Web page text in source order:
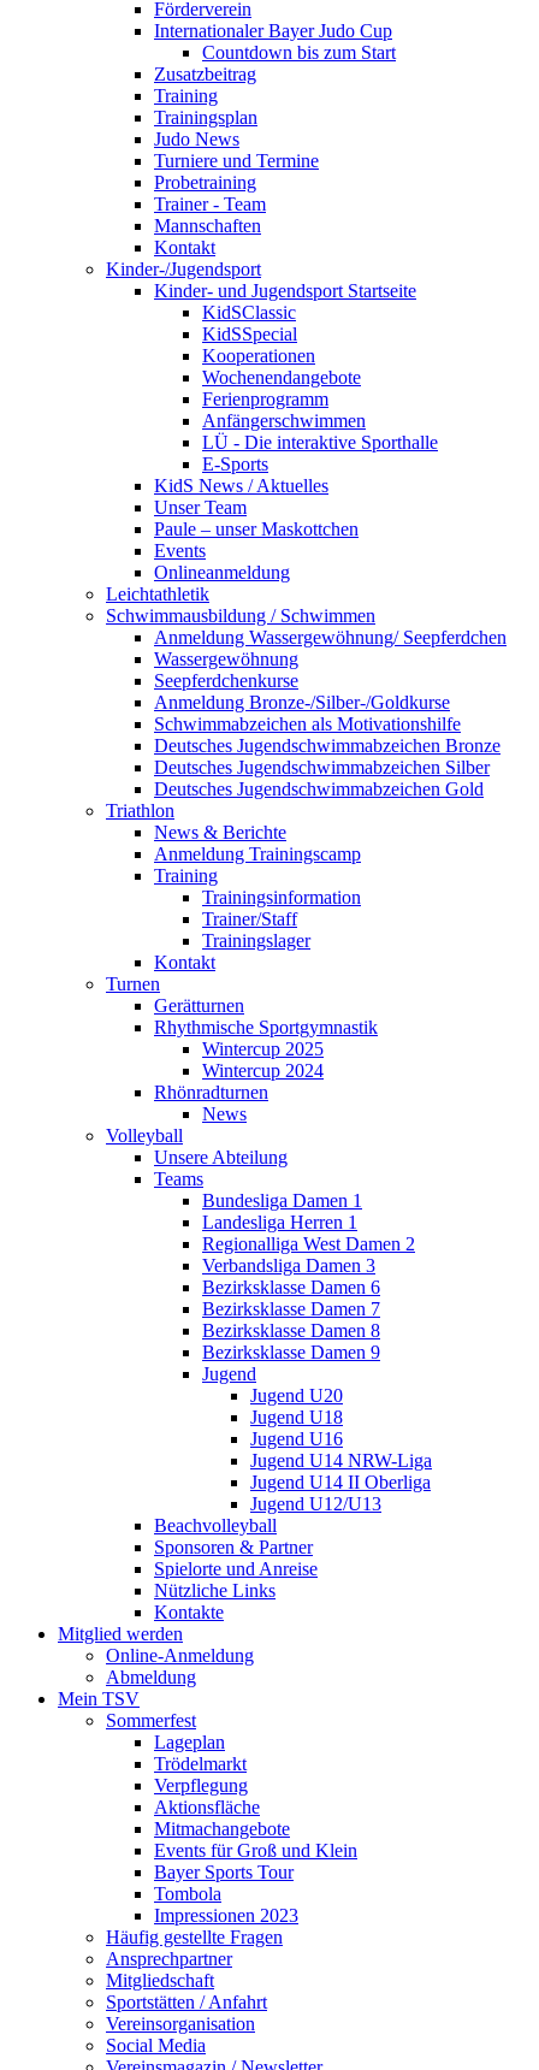
Förderverein
Internationaler Bayer Judo Cup
Countdown bis zum Start
Zusatzbeitrag
Training
Trainingsplan
Judo News
Turniere und Termine
Probetraining
Trainer - Team
Mannschaften
Kontakt
Kinder-/Jugendsport
Kinder- und Jugendsport Startseite
KidSClassic
KidSSpecial
Kooperationen
Wochenendangebote
Ferienprogramm
Anfängerschwimmen
LÜ - Die interaktive Sporthalle
E-Sports
KidS News / Aktuelles
Unser Team
Paule – unser Maskottchen
Events
Onlineanmeldung
Leichtathletik
Schwimmausbildung / Schwimmen
Anmeldung Wassergewöhnung/ Seepferdchen
Wassergewöhnung
Seepferdchenkurse
Anmeldung Bronze-/Silber-/Goldkurse
Schwimmabzeichen als Motivationshilfe
Deutsches Jugendschwimmabzeichen Bronze
Deutsches Jugendschwimmabzeichen Silber
Deutsches Jugendschwimmabzeichen Gold
Triathlon
News & Berichte
Anmeldung Trainingscamp
Training
Trainingsinformation
Trainer/Staff
Trainingslager
Kontakt
Turnen
Gerätturnen
Rhythmische Sportgymnastik
Wintercup 2025
Wintercup 2024
Rhönradturnen
News
Volleyball
Unsere Abteilung
Teams
Bundesliga Damen 1
Landesliga Herren 1
Regionalliga West Damen 2
Verbandsliga Damen 3
Bezirksklasse Damen 6
Bezirksklasse Damen 7
Bezirksklasse Damen 8
Bezirksklasse Damen 9
Jugend
Jugend U20
Jugend U18
Jugend U16
Jugend U14 NRW-Liga
Jugend U14 II Oberliga
Jugend U12/U13
Beachvolleyball
Sponsoren & Partner
Spielorte und Anreise
Nützliche Links
Kontakte
Mitglied werden
Online-Anmeldung
Abmeldung
Mein TSV
Sommerfest
Lageplan
Trödelmarkt
Verpflegung
Aktionsfläche
Mitmachangebote
Events für Groß und Klein
Bayer Sports Tour
Tombola
Impressionen 2023
Häufig gestellte Fragen
Ansprechpartner
Mitgliedschaft
Sportstätten / Anfahrt
Vereinsorganisation
Social Media